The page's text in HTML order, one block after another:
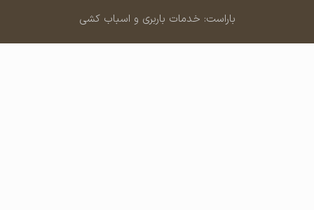
باراست: خدمات باربری و اسباب کشی